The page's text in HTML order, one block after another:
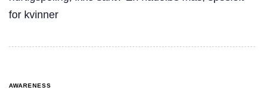
for kvinner
AWARENESS